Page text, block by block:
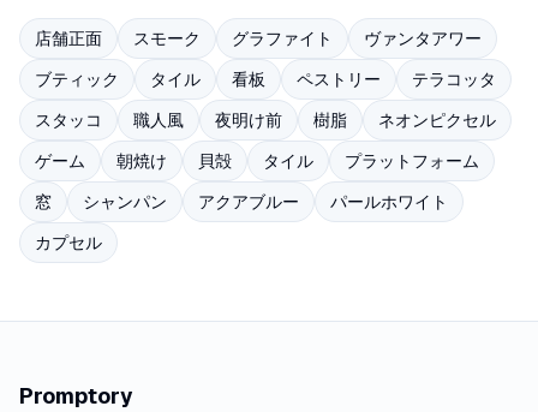
店舗正面 スモーク グラファイト
ヴァンタアワー
ブティック
タイル 看板 ペストリー
テラコッタ
スタッコ
職人風 夜明け前 樹脂
ネオンピクセル
ゲーム
朝焼け 貝殻 タイル
プラットフォーム
窓
シャンパン アクアブルー
パールホワイト
カプセル
Promptory